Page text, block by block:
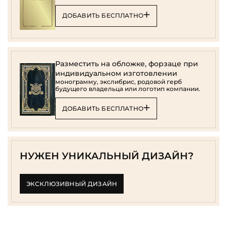
ДОБАВИТЬ БЕСПЛАТНО
Разместить на обложке, форзаце при
индивидуальном изготовлении
монограмму, экслибрис, родовой герб
будущего владельца или логотип компании.
ДОБАВИТЬ БЕСПЛАТНО
НУЖЕН УНИКАЛЬНЫЙ ДИЗАЙН?
ЭКСКЛЮЗИВНЫЙ ДИЗАЙН